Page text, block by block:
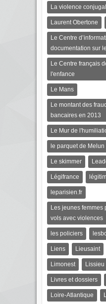
La violence
Laurent Obertone
Le Centre
documentation sur
Le Centre français
l'enfance
Le Mans
Le montant des
bancaires en 2013
Le Mur de
le parquet de Melun
Le skimmer
Légifrance
leparisien.fr
Les jeunes femmes
vols avec violences
les policiers
Liens Lieusaint
Limonest Lissieu
Livres et dossiers
Loire-Atlantique